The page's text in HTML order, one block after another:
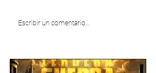
Escribir un comentario...